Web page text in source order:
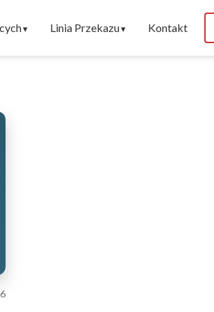
Linia Przekazu Kontakt